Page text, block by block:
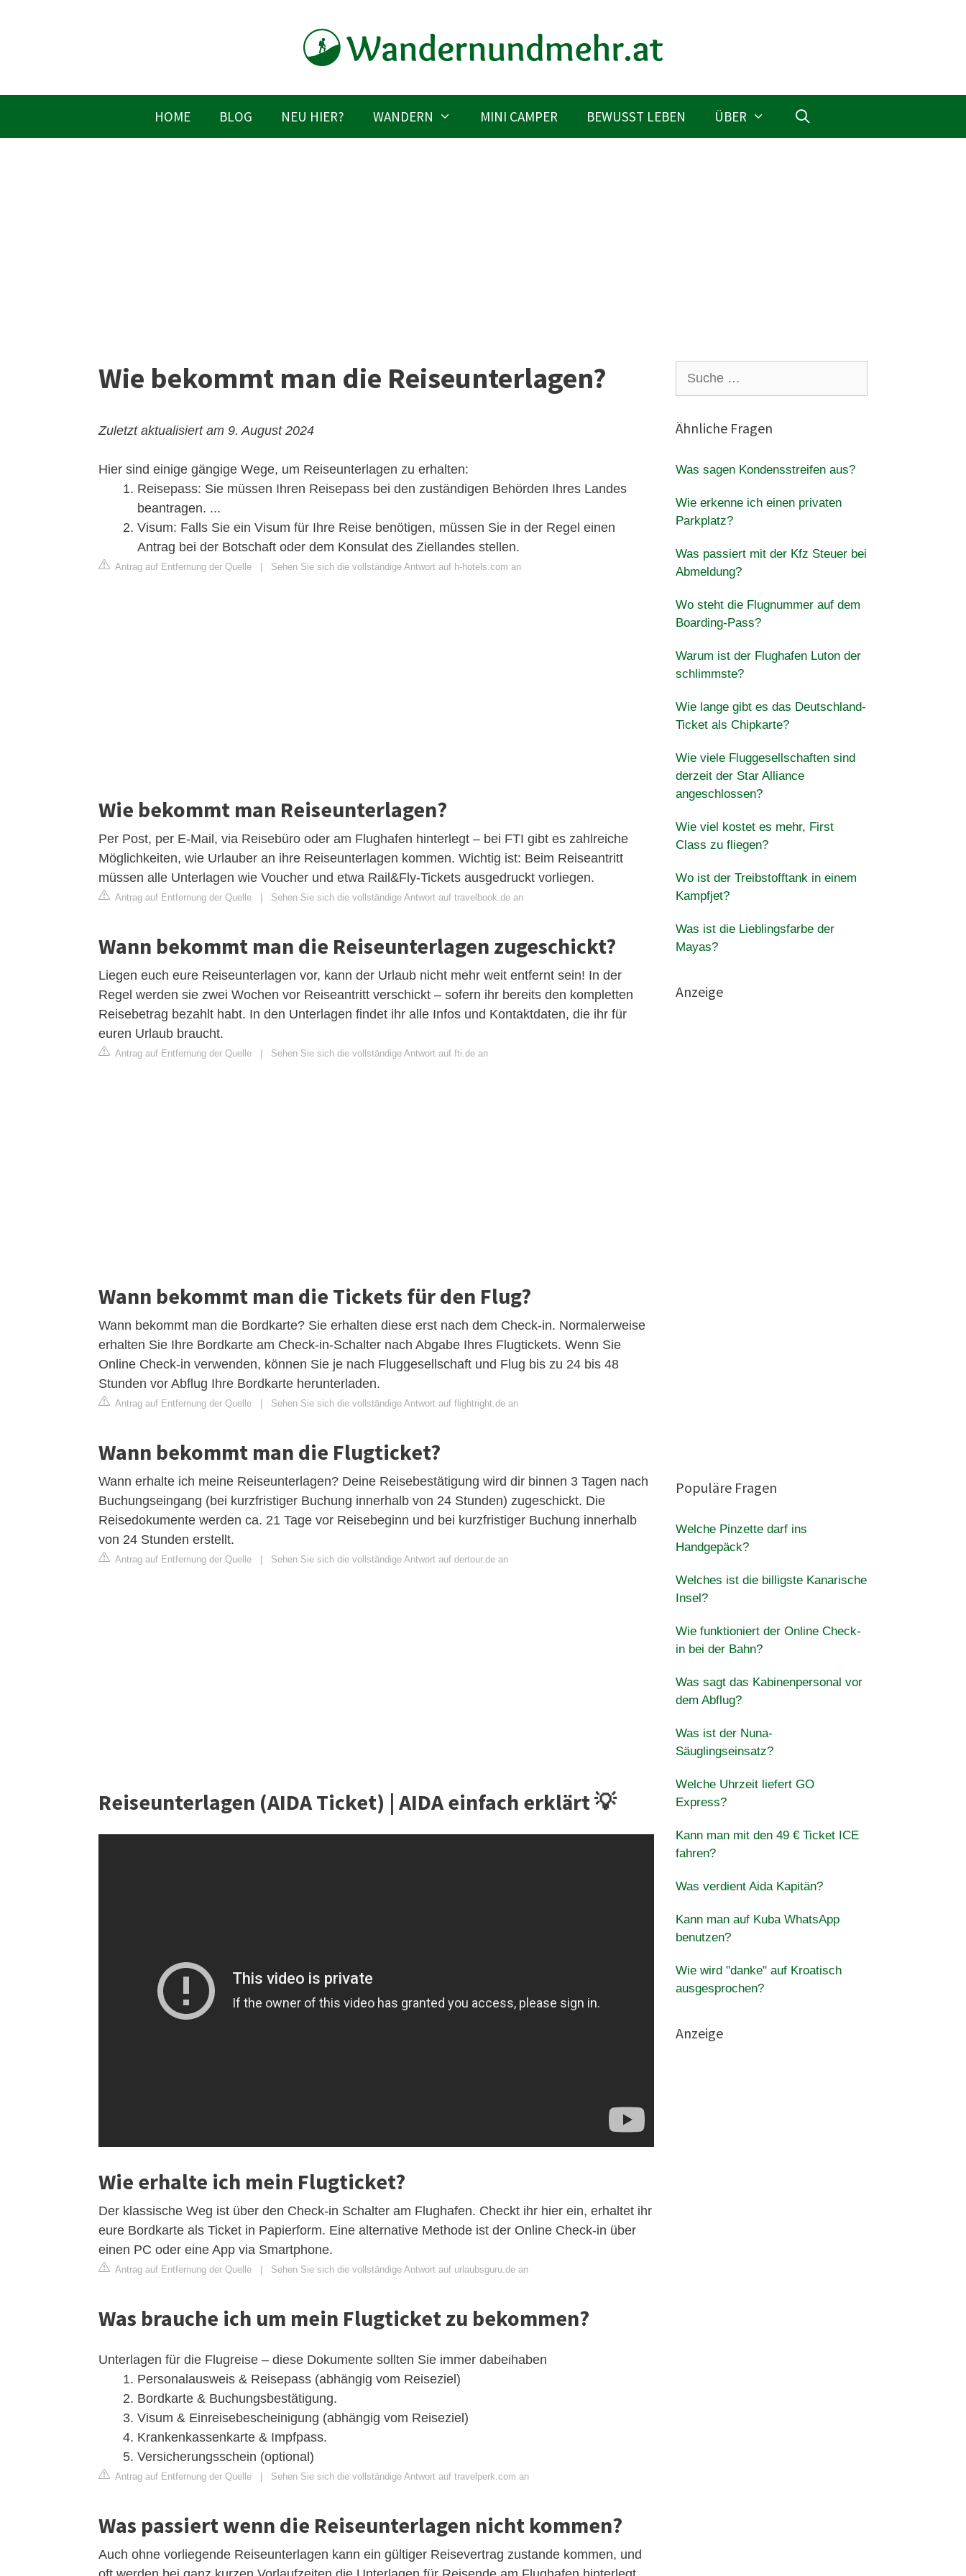
HOME BLOG NEU HIER? WANDERN MINI CAMPER BEWUSST LEBEN ÜBER
Wie bekommt man die Reiseunterlagen?
Zuletzt aktualisiert am 9. August 2024
Hier sind einige gängige Wege, um Reiseunterlagen zu erhalten:
Reisepass: Sie müssen Ihren Reisepass bei den zuständigen Behörden Ihres Landes
beantragen. ...
Visum: Falls Sie ein Visum für Ihre Reise benötigen, müssen Sie in der Regel einen
Antrag bei der Botschaft oder dem Konsulat des Ziellandes stellen.
Antrag auf Entfernung der Quelle Sehen Sie sich die vollständige Antwort auf h-hotels.com an
Wie bekommt man Reiseunterlagen?
Per Post, per E-Mail, via Reisebüro oder am Flughafen hinterlegt – bei FTI gibt es zahlreiche
Möglichkeiten, wie Urlauber an ihre Reiseunterlagen kommen. Wichtig ist: Beim Reiseantritt
müssen alle Unterlagen wie Voucher und etwa Rail&Fly-Tickets ausgedruckt vorliegen.
Antrag auf Entfernung der Quelle Sehen Sie sich die vollständige Antwort auf travelbook.de an
Wann bekommt man die Reiseunterlagen zugeschickt?
Liegen euch eure Reiseunterlagen vor, kann der Urlaub nicht mehr weit entfernt sein! In der
Regel werden sie zwei Wochen vor Reiseantritt verschickt – sofern ihr bereits den kompletten
Reisebetrag bezahlt habt. In den Unterlagen findet ihr alle Infos und Kontaktdaten, die ihr für
euren Urlaub braucht.
Antrag auf Entfernung der Quelle Sehen Sie sich die vollständige Antwort auf fti.de an
Wann bekommt man die Tickets für den Flug?
Wann bekommt man die Bordkarte? Sie erhalten diese erst nach dem Check-in. Normalerweise
erhalten Sie Ihre Bordkarte am Check-in-Schalter nach Abgabe Ihres Flugtickets. Wenn Sie
Online Check-in verwenden, können Sie je nach Fluggesellschaft und Flug bis zu 24 bis 48
Stunden vor Abflug Ihre Bordkarte herunterladen.
Antrag auf Entfernung der Quelle Sehen Sie sich die vollständige Antwort auf flightright.de an
Wann bekommt man die Flugticket?
Wann erhalte ich meine Reiseunterlagen? Deine Reisebestätigung wird dir binnen 3 Tagen nach
Buchungseingang (bei kurzfristiger Buchung innerhalb von 24 Stunden) zugeschickt. Die
Reisedokumente werden ca. 21 Tage vor Reisebeginn und bei kurzfristiger Buchung innerhalb
von 24 Stunden erstellt.
Antrag auf Entfernung der Quelle Sehen Sie sich die vollständige Antwort auf dertour.de an
Reiseunterlagen (AIDA Ticket) | AIDA einfach erklärt 💡
Wie erhalte ich mein Flugticket?
Der klassische Weg ist über den Check-in Schalter am Flughafen. Checkt ihr hier ein, erhaltet ihr
eure Bordkarte als Ticket in Papierform. Eine alternative Methode ist der Online Check-in über
einen PC oder eine App via Smartphone.
Antrag auf Entfernung der Quelle | Sehen Sie sich die vollständige Antwort auf urlaubsguru.de an
Was brauche ich um mein Flugticket zu bekommen?
Unterlagen für die Flugreise – diese Dokumente sollten Sie immer dabeihaben
Personalausweis & Reisepass (abhängig vom Reiseziel)
Bordkarte & Buchungsbestätigung.
Visum & Einreisebescheinigung (abhängig vom Reiseziel)
Krankenkassenkarte & Impfpass.
Versicherungsschein (optional)
Antrag auf Entfernung der Quelle | Sehen Sie sich die vollständige Antwort auf travelperk.com an
Was passiert wenn die Reiseunterlagen nicht kommen?
Auch ohne vorliegende Reiseunterlagen kann ein gültiger Reisevertrag zustande kommen, und
nach:
Ähnliche Fragen
Was sagen Kondensstreifen aus?
Wie erkenne ich einen privaten
Parkplatz?
Was passiert mit der Kfz Steuer bei
Abmeldung?
Wo steht die Flugnummer auf dem
Boarding-Pass?
Warum ist der Flughafen Luton der
schlimmste?
Wie lange gibt es das Deutschland-
Ticket als Chipkarte?
Wie viele Fluggesellschaften sind
derzeit der Star Alliance
angeschlossen?
Wie viel kostet es mehr, First
Class zu fliegen?
Wo ist der Treibstofftank in einem
Kampfjet?
Was ist die Lieblingsfarbe der
Mayas?
Anzeige
Populäre Fragen
Welche Pinzette darf ins
Handgepäck?
Welches ist die billigste Kanarische
Insel?
Wie funktioniert der Online Check-
in bei der Bahn?
Was sagt das Kabinenpersonal vor
dem Abflug?
Was ist der Nuna-
Säuglingseinsatz?
Welche Uhrzeit liefert GO
Express?
Kann man mit den 49 € Ticket ICE
fahren?
Was verdient Aida Kapitän?
Kann man auf Kuba WhatsApp
benutzen?
Wie wird "danke" auf Kroatisch
ausgesprochen?
Anzeige